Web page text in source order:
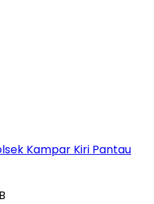
Kampar Kiri Pantau